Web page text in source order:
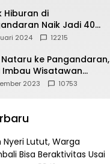
Hiburan di
Naik Jadi 40
2024 12215
Nataru ke Pangandaran,
Imbau Wisatawan
Jalur Arteri
2023 10753
Lutut, Warga
Bisa Beraktivitas Usai